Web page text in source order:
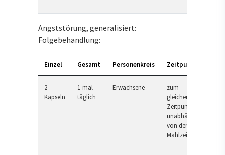
Angststörung, generalisiert:
Folgebehandlung:
Einzel Gesamt Personenkreis Zeitpunkt
2
Kapseln
1-mal
täglich
Erwachsene
zum
gleichen
Zeitpunkt,
unabhängig
von der
Mahlzeit